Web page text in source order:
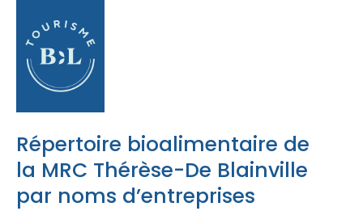
Nous joindre
Répertoire bioalimentaire de
la MRC Thérèse-De Blainville
par noms d’entreprises